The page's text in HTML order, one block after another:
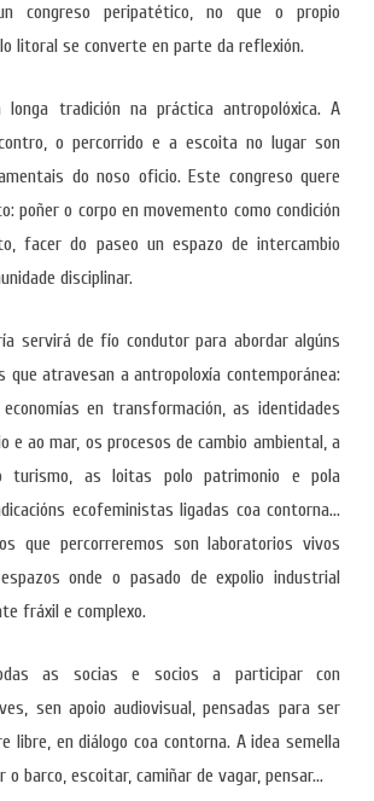
congreso peripatético, no que o propio
litoral se converte en parte da reflexión.
longa tradición na práctica antropolóxica. A
o percorrido e a escoita no lugar son
do noso oficio. Este congreso quere
poñer o corpo en movemento como condición
facer do paseo un espazo de intercambio
disciplinar.
servirá de fío condutor para abordar algúns
que atravesan a antropoloxía contemporánea:
en transformación, as identidades
e ao mar, os procesos de cambio ambiental, a
turismo, as loitas polo patrimonio e pola
ecofeministas ligadas coa contorna…
que percorreremos son laboratorios vivos
onde o pasado de expolio industrial
fráxil e complexo.
as socias e socios a participar con
sen apoio audiovisual, pensadas para ser
libre, en diálogo coa contorna. A idea semella
o barco, escoitar, camiñar de vagar, pensar…